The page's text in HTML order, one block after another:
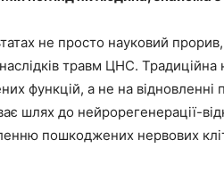
не просто науковий
травм ЦНС.
функцій, а не на
шлях до нейрорегенерації-
пошкоджених нервових